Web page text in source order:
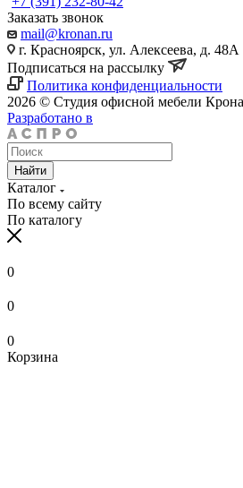
Заказать звонок
mail@kronan.ru
г. Красноярск, ул. Алексеева, д. 48А
Подписаться на рассылку
Политика конфиденциальности
2026 © Студия офисной мебели
Разработано в
Найти
Каталог
По всему сайту
По каталогу
0
0
0
Корзина